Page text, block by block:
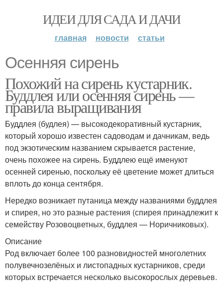
ИДЕИ ДЛЯ САДА И ДАЧИ
главная новости статьи
Осенняя сирень
Похожий на сирень кустарник.
Буддлея или осенняя сирень —
правила выращивания
Буддлея (будлея) — высокодекоративный кустарник,
который хорошо известен садоводам и дачникам, ведь
под экзотическим названием скрывается растение,
очень похожее на сирень. Буддлею ещё именуют
осенней сиренью, поскольку её цветение может длиться
вплоть до конца сентября.
Нередко возникает путаница между названиями буддлея
и спирея, но это разные растения (спирея принадлежит к
семейству Розовоцветных, буддлея — Норичниковых).
Описание
Род включает более 100 разновидностей многолетних
полувечнозелёных и листопадных кустарников, среди
которых встречается несколько высокорослых деревьев.